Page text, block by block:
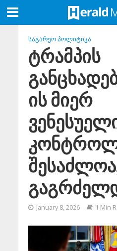
ᲡᲐᲒᲐᲠᲔᲝ ᲞᲝᲚᲘᲢᲘᲙᲐ
ტრამპის
ის მიერ
January 8, 2026 1 Min